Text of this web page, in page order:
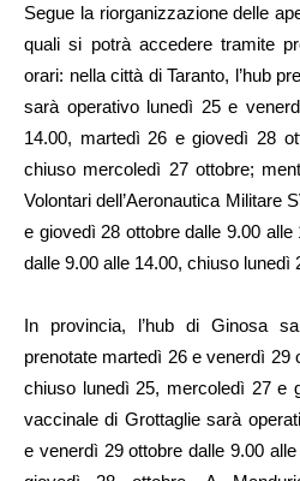
Segue la riorganizzazione delle
quali si potrà accedere tramite
orari: nella città di Taranto, l’hub
sarà operativo lunedì 25 e
14.00, martedì 26 e giovedì 28
chiuso mercoledì 27 ottobre;
Volontari dell’Aeronautica Militare
e giovedì 28 ottobre dalle 9.00
dalle 9.00 alle 14.00, chiuso lunedì
In provincia, l’hub di Ginosa
prenotate martedì 26 e venerdì 29
chiuso lunedì 25, mercoledì 27 e
vaccinale di Grottaglie sarà
e venerdì 29 ottobre dalle 9.00